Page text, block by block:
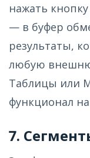
нажать
— в буфер
результаты,
любую
Таблицы или
функционал
7.